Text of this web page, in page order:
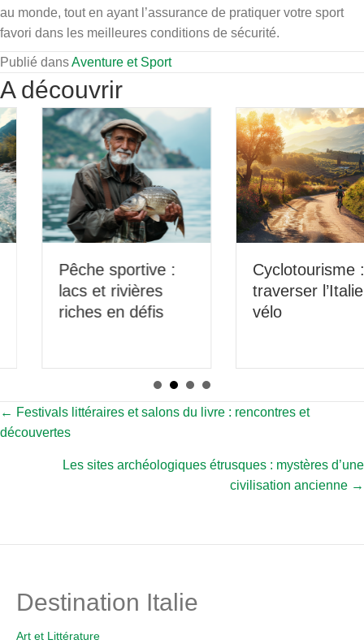
au monde, tout en ayant l’assurance de pratiquer votre sport
favori dans les meilleures conditions de sécurité.
Publié dansAventure et Sport
A découvrir
Pêche sportive :
lacs et rivières
riches en défis
Cyclotourisme :
traverser l’Italie à
Posts
← Festivals littéraires et salons du livre : rencontres et
découvertes
Les sites archéologiques étrusques : mystères d’une
civilisation ancienne →
Destination Italie
Art et Littérature